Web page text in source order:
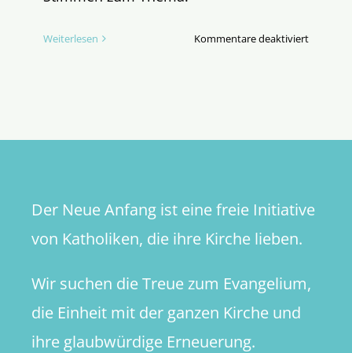
Weiterlesen Kommentare deaktiviertfür
Der Neue Anfang ist eine freie Initiative
von Katholiken, die ihre Kirche lieben.
Wir suchen die Treue zum Evangelium,
die Einheit mit der ganzen Kirche und
ihre glaubwürdige Erneuerung.